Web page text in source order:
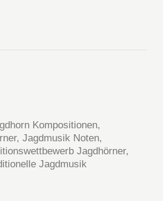
Kompositionen,
,Jagdmusik Noten,
Jagdhörner,
Jagdmusik